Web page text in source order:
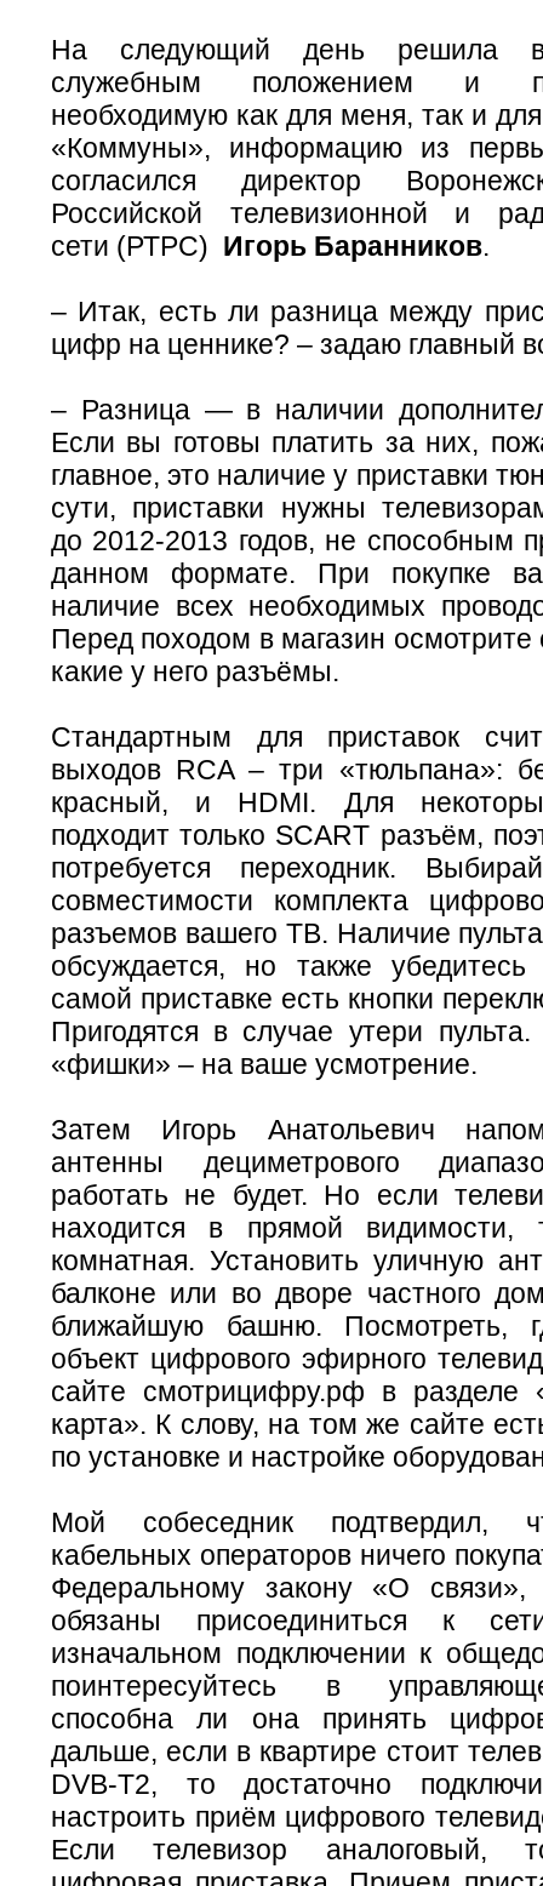
На следующий день решила
служебным положением и
необходимую как для меня, так и
«Коммуны», информацию из
согласился директор
Российской телевизионной и
сети (РТРС) Игорь Баранников.
– Итак, есть ли разница между
цифр на ценнике? – задаю главный
– Разница — в наличии
Если вы готовы платить за них,
главное, это наличие у приставки
сути, приставки нужны
до 2012-2013 годов, не способным
данном формате. При покупке
наличие всех необходимых
Перед походом в магазин осмотрите
какие у него разъёмы.
Стандартным для приставок
выходов RCA – три «тюльпана»:
красный, и HDMI. Для
подходит только SCART разъём,
потребуется переходник.
совместимости комплекта
разъемов вашего ТВ. Наличие
обсуждается, но также
самой приставке есть кнопки
Пригодятся в случае утери
«фишки» – на ваше усмотрение.
Затем Игорь Анатольевич
антенны дециметрового
работать не будет. Но если
находится в прямой видимости,
комнатная. Установить уличную
балконе или во дворе частного
ближайшую башню. Посмотреть,
объект цифрового эфирного
сайте смотрицифру.рф в разделе
карта». К слову, на том же сайте
по установке и настройке
Мой собеседник подтвердил,
кабельных операторов ничего
Федеральному закону «О связи»,
обязаны присоединиться к
изначальном подключении к
поинтересуйтесь в
способна ли она принять
дальше, если в квартире стоит
DVB-T2, то достаточно
настроить приём цифрового
Если телевизор аналоговый,